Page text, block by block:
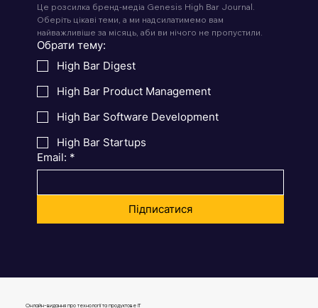
Це розсилка бренд-медіа Genesis High Bar Journal.
Оберіть цікаві теми, а ми надсилатимемо вам
найважливіше за місяць, аби ви нічого не пропустили.
Обрати тему:
High Bar Digest
High Bar Product Management
High Bar Software Development
High Bar Startups
Email: *
Підписатися
Онлайн-видання про технології та продуктове IT